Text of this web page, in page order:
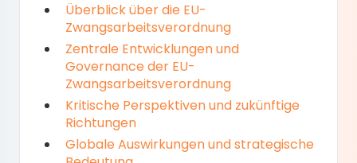
Überblick über die EU-
Zwangsarbeitsverordnung
Zentrale Entwicklungen und
Governance der EU-
Zwangsarbeitsverordnung
Kritische Perspektiven und zukünftige
Richtungen
Globale Auswirkungen und strategische